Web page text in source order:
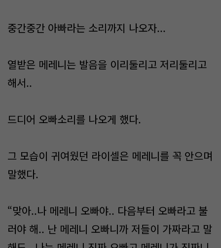
중간중간 아빠라는 소리까지 나오자...
열받은 메레니는 발음을 이리둘리고 저리둘리고
해서..
드디어 오빠소리를 나오게 했다.
그 모습이 귀여웠던 라이셀은 메레니를 꼭 안으며
말했다.
“맞아..나 메레니 오빠야.. 다음부터 오빠라고 불
러야 해.. 난 메레니 오빠니까 저들이 가짜라고 말